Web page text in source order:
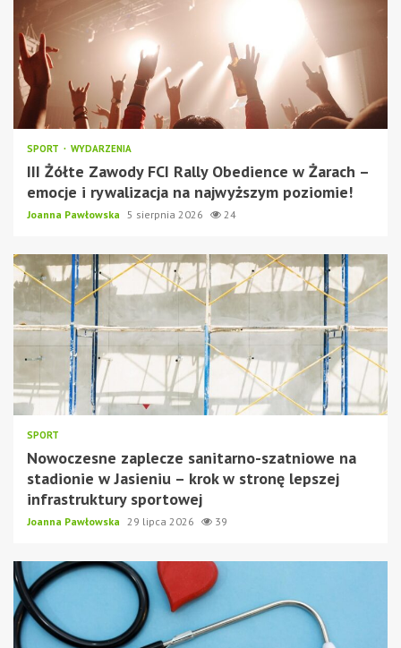
SPORT WYDARZENIA
III Żółte Zawody FCI Rally Obedience w Żarach –
emocje i rywalizacja na najwyższym poziomie!
Joanna Pawłowska 5 sierpnia 2026 24
SPORT
Nowoczesne zaplecze sanitarno-szatniowe na
stadionie w Jasieniu – krok w stronę lepszej
infrastruktury sportowej
Joanna Pawłowska 29 lipca 2026 39